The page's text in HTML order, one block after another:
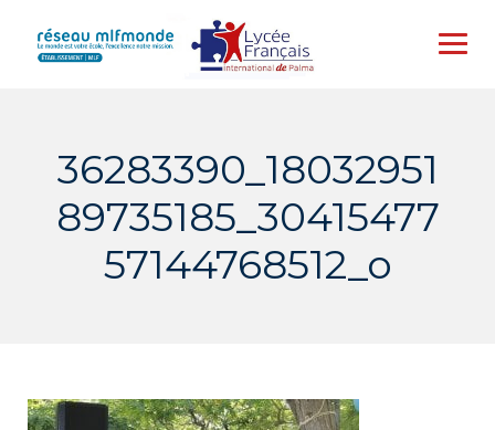
content
36283390_18032951
89735185_30415477
57144768512_o